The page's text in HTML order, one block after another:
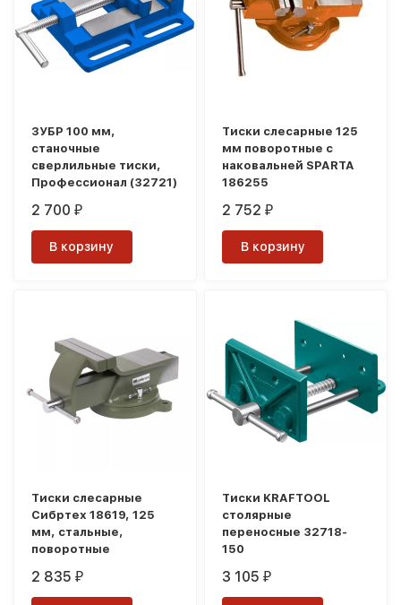
ЗУБР 100 мм,
станочные
сверлильные тиски,
Профессионал (32721)
2 700₽
В корзину
Тиски слесарные 125
мм поворотные с
наковальней SPARTA
186255
2 752₽
В корзину
Тиски слесарные
Сибртех 18619, 125
мм, стальные,
поворотные
2 835₽
Тиски KRAFTOOL
столярные
переносные 32718-
150
3 105₽